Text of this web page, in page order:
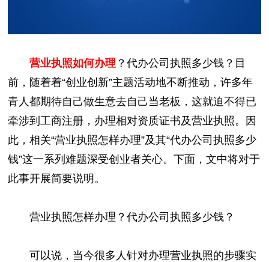
营业执照如何办理 ？代办公司执照多少钱？目
前，随着着“创业创新”主题活动地不断推动，许多年
青人都期待自己做生意去自己当老板，这就迫不得已
牵涉到工商注册，办理相对资质证书及营业执照。因
此，相关“营业执照怎样办理”及其“代办公司执照多少
钱”这一系列难题深受创业者关心。下面，文中将对于
此事开展简要说明。
营业执照怎样办理？代办公司执照多少钱？
可以说，当今很多人针对办理营业执照的步骤实